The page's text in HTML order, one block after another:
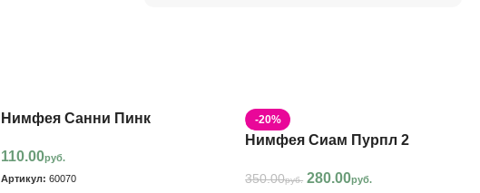
Нимфея Санни Пинк
110.00руб.
Артикул:60070
-20%
Нимфея Сиам Пурпл 2
350.00руб. 280.00руб.